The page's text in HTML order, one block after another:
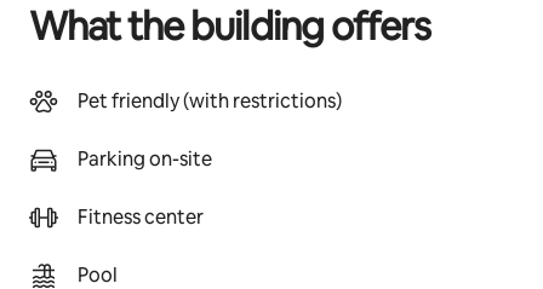
What the building offers
Pet friendly (with restrictions)
Parking on-site
Fitness center
Pool